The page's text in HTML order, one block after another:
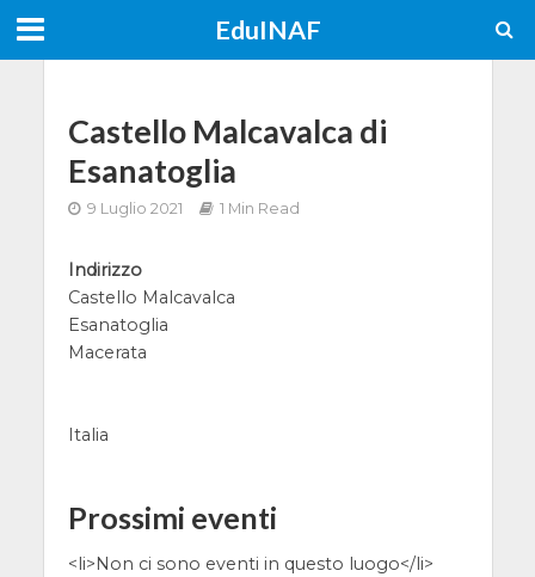
EduINAF
Castello Malcavalca di
Esanatoglia
9 Luglio 2021 1 Min Read
Indirizzo
Castello Malcavalca
Esanatoglia
Macerata
Italia
Prossimi eventi
<li>Non ci sono eventi in questo luogo</li>